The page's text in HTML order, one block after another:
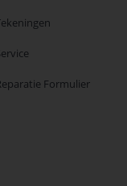
Formulier